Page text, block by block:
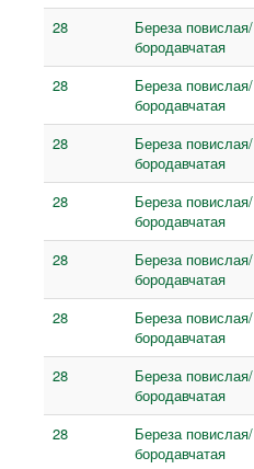
28
Береза повислая/
бородавчатая
28
Береза повислая/
бородавчатая
28
Береза повислая/
бородавчатая
28
Береза повислая/
бородавчатая
28
Береза повислая/
бородавчатая
28
Береза повислая/
бородавчатая
28
Береза повислая/
бородавчатая
28
Береза повислая/
бородавчатая